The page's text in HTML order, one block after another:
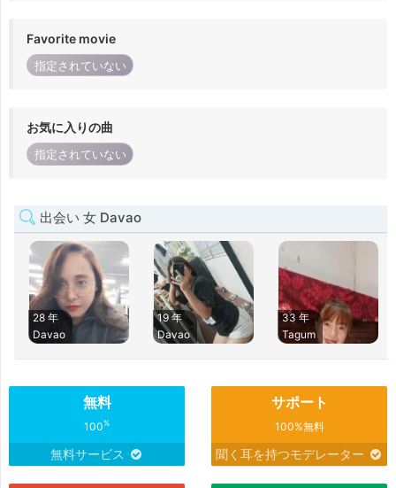
Favorite movie
指定されていない
お気に入りの曲
指定されていない
出会い 女 Davao
28 年
Davao
19 年
Davao
33 年
Tagum
無料
100%
無料サービス
サポート
100%無料
聞く耳を持つモデレーター